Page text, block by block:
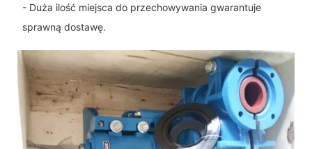
- Duża ilość miejsca do przechowywania gwarantuje
sprawną dostawę.